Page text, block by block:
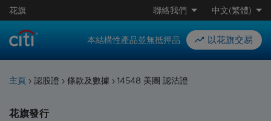
花旗 聯絡我們 中文(繁體)
本結構性產品並無抵押品 以花旗交易
主頁 › 認股證 › 條款及數據 › 14548 美團 認沽證
花旗發行